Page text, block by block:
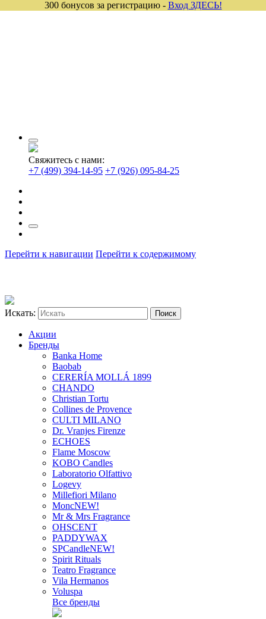
Свяжитесь с нами:
+7 (499) 394-14-95 +7 (926) 095-84-25
Перейти к навигации Перейти к содержимому
Искать:
Акции
Бренды
Banka Home
Baobab
CERERÍA MOLLÁ 1899
CHANDO
Christian Tortu
Collines de Provence
CULTI MILANO
Dr. Vranjes Firenze
ECHOES
Flame Moscow
KOBO Candles
Laboratorio Olfattivo
Logevy
Millefiori Milano
MoncNEW!
Mr & Mrs Fragrance
OHSCENT
PADDYWAX
SPCandleNEW!
Spirit Rituals
Teatro Fragrance
Vila Hermanos
Voluspa
Все бренды
300 бонусов за регистрацию - Вход ЗДЕСЬ!